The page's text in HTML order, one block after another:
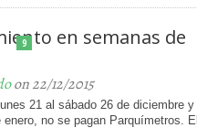
9
en semanas de
on 22/12/2015
21 al sábado 26 de diciembre y
no se pagan Parquímetros. El